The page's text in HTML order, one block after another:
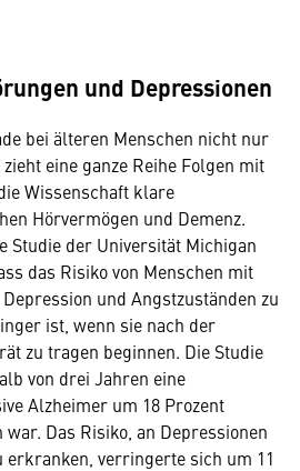
und Depressionen
bei älteren Menschen nicht nur
eine ganze Reihe Folgen mit
Wissenschaft klare
Hörvermögen und Demenz.
Studie der Universität Michigan
das Risiko von Menschen mit
und Angstzuständen zu
ist, wenn sie nach der
zu tragen beginnen. Die Studie
von drei Jahren eine
Alzheimer um 18 Prozent
Das Risiko, an Depressionen
erkranken, verringerte sich um 11